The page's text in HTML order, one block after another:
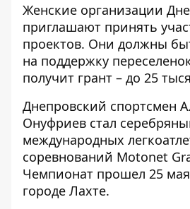
Женские организации
приглашают принять
проектов. Они должны
на поддержку
получит грант – до 25
Днепровский спортсмен
Онуфриев стал
международных
соревнований Motonet
Чемпионат прошел 25
городе Лахте.